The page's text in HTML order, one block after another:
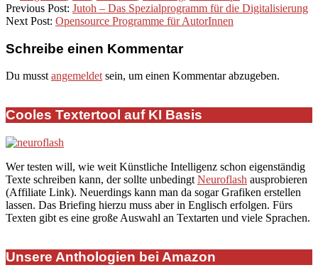
25
Previous Post: Jutoh – Das Spezialprogramm für die Digitalisierung
Next Post: Opensource Programme für AutorInnen
Schreibe einen Kommentar
Du musst angemeldet sein, um einen Kommentar abzugeben.
Cooles Textertool auf KI Basis
Wer testen will, wie weit Künstliche Intelligenz schon eigenständig
Texte schreiben kann, der sollte unbedingt Neuroflash ausprobieren
(Affiliate Link). Neuerdings kann man da sogar Grafiken erstellen
lassen. Das Briefing hierzu muss aber in Englisch erfolgen. Fürs
Texten gibt es eine große Auswahl an Textarten und viele Sprachen.
Unsere Anthologien bei Amazon